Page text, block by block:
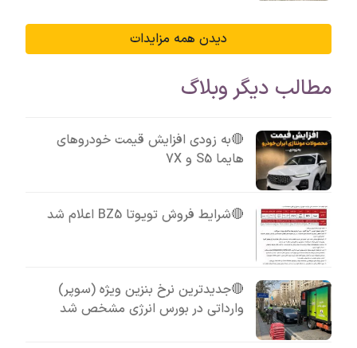
دیدن همه مزایدات
مطالب دیگر وبلاگ
🔴به زودی افزایش قیمت خودروهای
هایما S5 و 7X
🔴شرایط فروش تویوتا BZ5 اعلام شد
🔴جدیدترین نرخ بنزین ویژه (سوپر)
وارداتی در بورس انرژی مشخص شد